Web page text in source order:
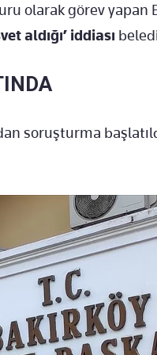
olarak görev yapan
aldığı’ iddiası
soruşturma